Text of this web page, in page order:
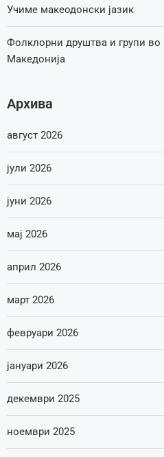
Учиме макеодонски јазик
Фолклорни друштва и групи во
Македонија
Архива
август 2026
јули 2026
јуни 2026
мај 2026
април 2026
март 2026
февруари 2026
јануари 2026
декември 2025
ноември 2025